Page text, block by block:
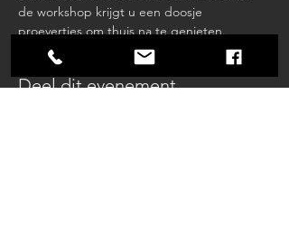
de workshop krijgt u een doosje
proevertjes om thuis na te genieten.
Deel dit evenement